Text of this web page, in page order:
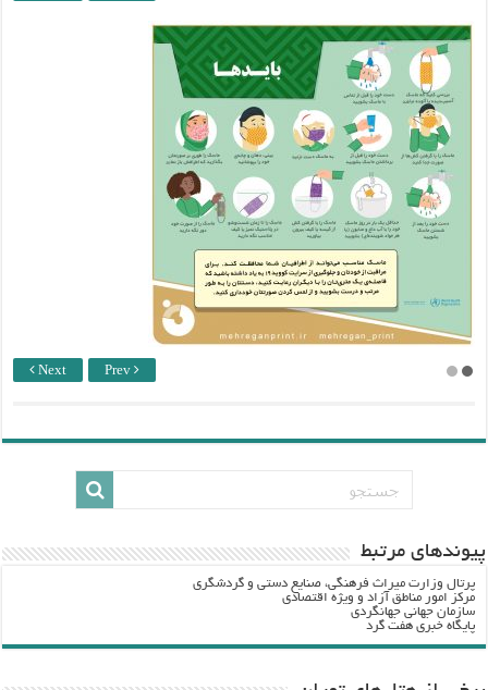
Next Prev
پيوندهاي مرتبط
پرتال وزارت ميراث فرهنگي، صنایع دستی و گردشگري
مرکز امور مناطق آزاد و ویژه اقتصادی
سازمان جهانی جهانگردی
پایگاه خبری هفت گرد